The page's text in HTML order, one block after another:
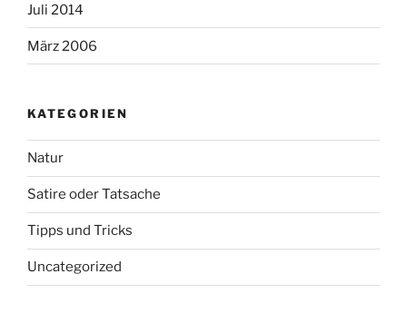
Juli 2014
März 2006
KATEGORIEN
Natur
Satire oder Tatsache
Tipps und Tricks
Uncategorized